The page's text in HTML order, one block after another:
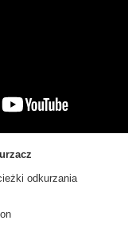
odkurzania